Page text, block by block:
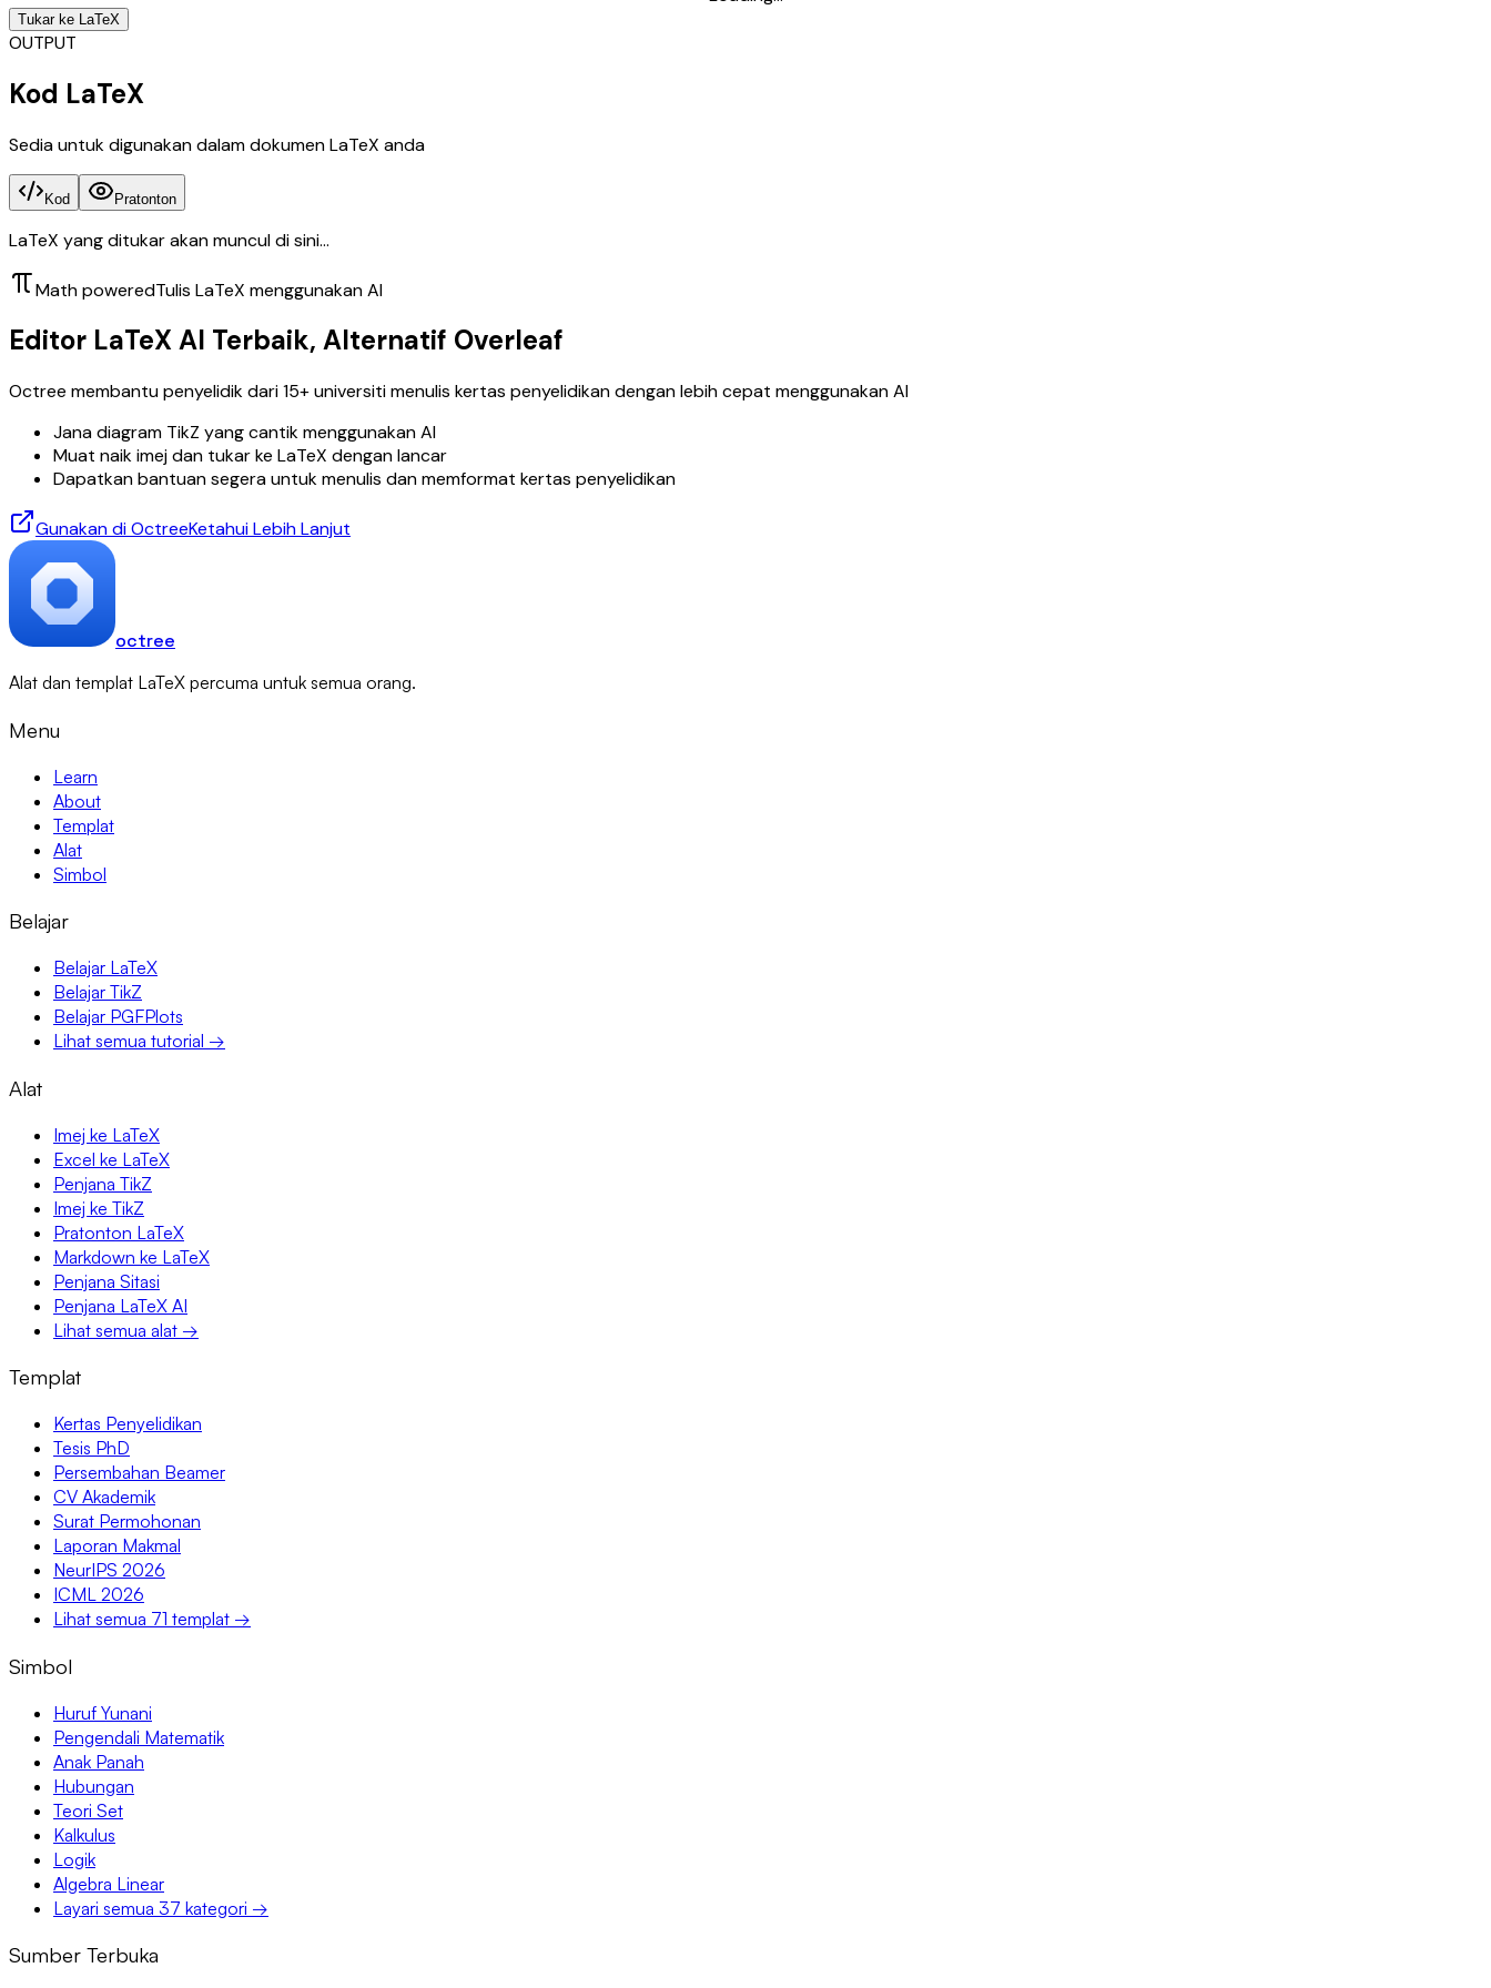
Tukar ke LaTeX
OUTPUT
Kod LaTeX
Sedia untuk digunakan dalam dokumen LaTeX anda
Kod Pratonton
LaTeX yang ditukar akan muncul di sini...
Math poweredTulis LaTeX menggunakan AI
Editor LaTeX AI Terbaik, Alternatif Overleaf
Octree membantu penyelidik dari 15+ universiti menulis kertas penyelidikan dengan lebih cepat menggunakan AI
Jana diagram TikZ yang cantik menggunakan AI
Muat naik imej dan tukar ke LaTeX dengan lancar
Dapatkan bantuan segera untuk menulis dan memformat kertas penyelidikan
Gunakan di OctreeKetahui Lebih Lanjut
octree
Alat dan templat LaTeX percuma untuk semua orang.
Menu
Learn
About
Templat
Alat
Simbol
Belajar
Belajar LaTeX
Belajar TikZ
Belajar PGFPlots
Lihat semua tutorial →
Alat
Imej ke LaTeX
Excel ke LaTeX
Penjana TikZ
Imej ke TikZ
Pratonton LaTeX
Markdown ke LaTeX
Penjana Sitasi
Penjana LaTeX AI
Lihat semua alat →
Templat
Kertas Penyelidikan
Tesis PhD
Persembahan Beamer
CV Akademik
Surat Permohonan
Laporan Makmal
NeurIPS 2026
ICML 2026
Lihat semua 71 templat →
Simbol
Huruf Yunani
Pengendali Matematik
Anak Panah
Hubungan
Teori Set
Kalkulus
Logik
Algebra Linear
Layari semua 37 kategori →
Sumber Terbuka